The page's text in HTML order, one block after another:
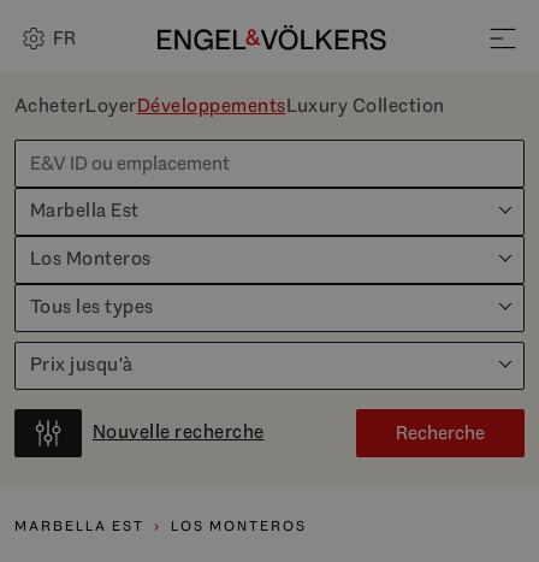
FR
AcheterLoyerDéveloppementsLuxury Collection
Marbella Est
Los Monteros
Tous les types
Prix jusqu'à
Nouvelle recherche Recherche
MARBELLA EST LOS MONTEROS